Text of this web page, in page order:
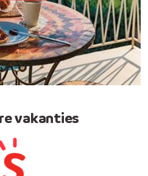
vakanties